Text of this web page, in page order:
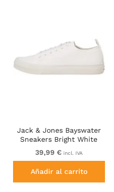
Jack & Jones Bayswater
Sneakers Bright White
39,99 € incl. IVA
Añadir al carrito